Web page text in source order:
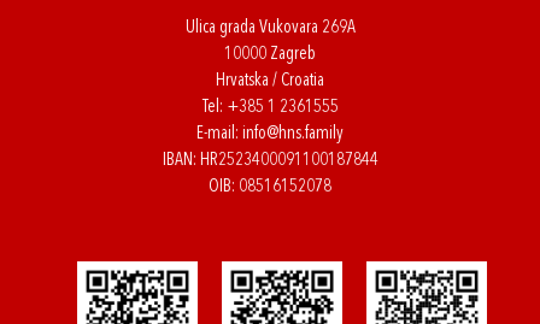
Ulica grada Vukovara 269A
10000 Zagreb
Hrvatska / Croatia
Tel: +385 1 2361555
E-mail: info@hns.family
IBAN: HR2523400091100187844
OIB: 08516152078